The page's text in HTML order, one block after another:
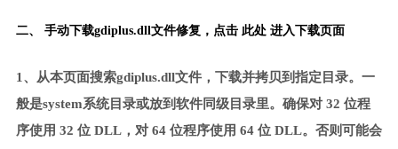
二、 手动下载gdiplus.dll文件修复， 点击 此处 进入下载页面
1、从本页面搜索gdiplus.dll文件，下载并拷贝到指定目录。一
般是system系统目录或放到软件同级目录里。确保对 32 位程
序使用 32 位 DLL，对 64 位程序使用 64 位 DLL。否则可能会